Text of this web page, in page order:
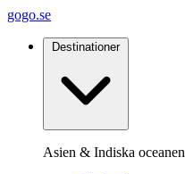
gogo.se
Destinationer
Asien & Indiska oceanen